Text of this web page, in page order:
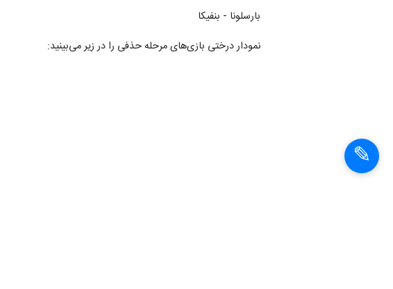
بارسلونا - بنفیکا
نمودار درختی بازی‌های مرحله حذفی را در زیر می‌بینید: